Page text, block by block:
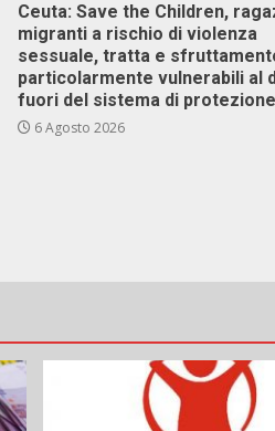
Ceuta: Save the Children,
migranti a rischio di violenza
sessuale, tratta e
particolarmente vulnerabili al
fuori del sistema di protezione
6 Agosto 2026